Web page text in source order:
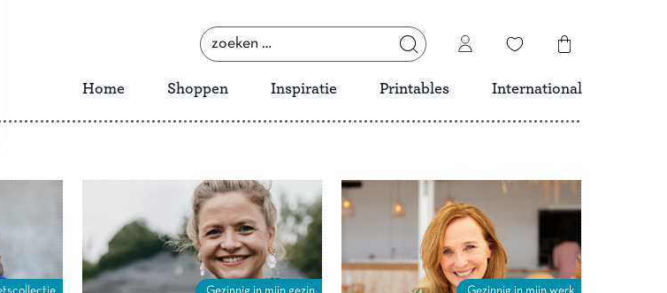
zoeken
naar:
Home Shoppen Inspiratie Printables International